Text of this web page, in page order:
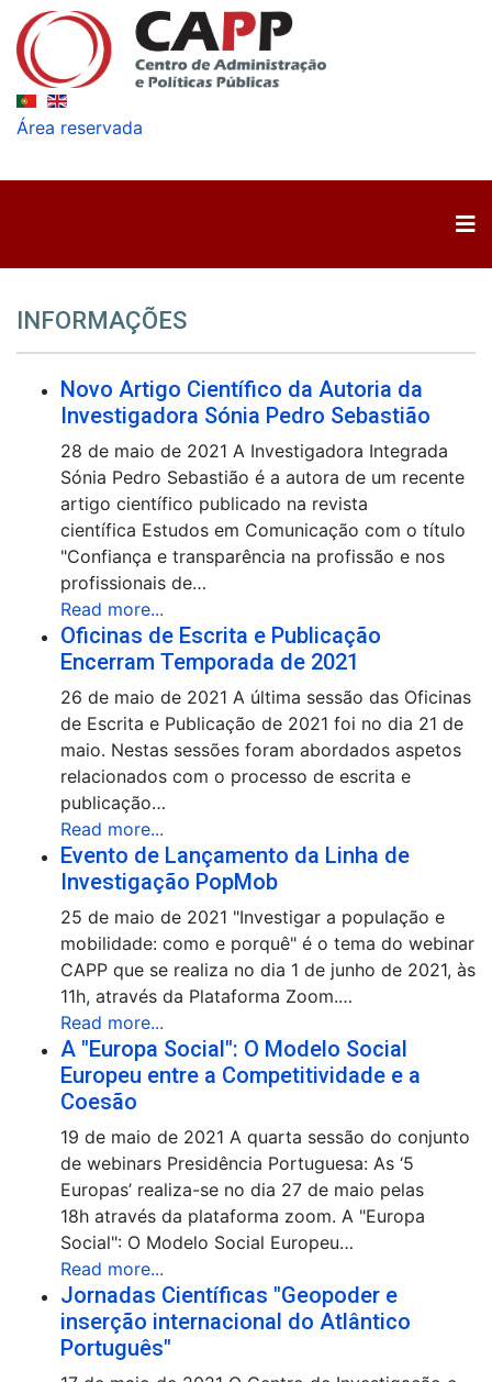
Área reservada
INFORMAÇÕES
Novo Artigo Científico da Autoria da
Investigadora Sónia Pedro Sebastião
28 de maio de 2021 A Investigadora Integrada
Sónia Pedro Sebastião é a autora de um recente
artigo científico publicado na revista
científica Estudos em Comunicação com o título
"Confiança e transparência na profissão e nos
profissionais de…
Read more...
Oficinas de Escrita e Publicação
Encerram Temporada de 2021
26 de maio de 2021 A última sessão das Oficinas
de Escrita e Publicação de 2021 foi no dia 21 de
maio. Nestas sessões foram abordados aspetos
relacionados com o processo de escrita e
publicação…
Read more...
Evento de Lançamento da Linha de
Investigação PopMob
25 de maio de 2021 "Investigar a população e
mobilidade: como e porquê" é o tema do webinar
CAPP que se realiza no dia 1 de junho de 2021, às
11h, através da Plataforma Zoom.…
Read more...
A "Europa Social": O Modelo Social
Europeu entre a Competitividade e a
Coesão
19 de maio de 2021 A quarta sessão do conjunto
de webinars Presidência Portuguesa: As ‘5
Europas’ realiza-se no dia 27 de maio pelas
18h através da plataforma zoom. A "Europa
Social": O Modelo Social Europeu…
Read more...
Jornadas Científicas "Geopoder e
inserção internacional do Atlântico
Português"